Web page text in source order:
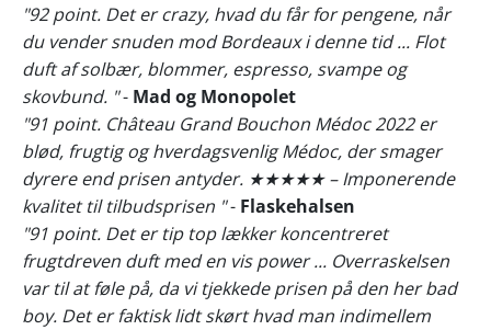
"92 point. Det er crazy, hvad du får for pengene, når
du vender snuden mod Bordeaux i denne tid ... Flot
duft af solbær, blommer, espresso, svampe og
skovbund. "- Mad og Monopolet
"91 point. Château Grand Bouchon Médoc 2022 er
blød, frugtig og hverdagsvenlig Médoc, der smager
dyrere end prisen antyder. ★★★★★ – Imponerende
kvalitet til tilbudsprisen "- Flaskehalsen
"91 point. Det er tip top lækker koncentreret
frugtdreven duft med en vis power ... Overraskelsen
var til at føle på, da vi tjekkede prisen på den her bad
boy. Det er faktisk lidt skørt hvad man indimellem